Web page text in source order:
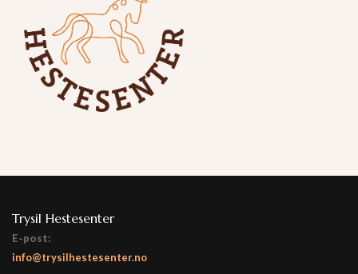
Trysil Hestesenter
E-post:
info@trysilhestesenter.no